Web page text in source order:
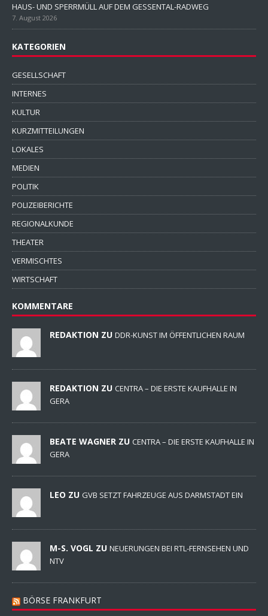
HAUS- UND SPERRMÜLL AUF DEM GESSENTAL-RADWEG
7. August 2026
KATEGORIEN
GESELLSCHAFT
INTERNES
KULTUR
KURZMITTEILUNGEN
LOKALES
MEDIEN
POLITIK
POLIZEIBERICHTE
REGIONALKUNDE
THEATER
VERMISCHTES
WIRTSCHAFT
KOMMENTARE
REDAKTION ZU DDR-KUNST IM ÖFFENTLICHEN RAUM
REDAKTION ZU CENTRA – DIE ERSTE KAUFHALLE IN
GERA
BEATE WAGNER ZU CENTRA – DIE ERSTE KAUFHALLE IN
GERA
LEO ZU GVB SETZT FAHRZEUGE AUS DARMSTADT EIN
M-S. VOGL ZU NEUERUNGEN BEI RTL-FERNSEHEN UND
NTV
BÖRSE FRANKFURT